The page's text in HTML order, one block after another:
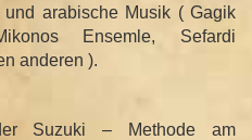
arabische Musik ( Gagik
Ensemle, Sefardi
anderen ).
Suzuki – Methode am